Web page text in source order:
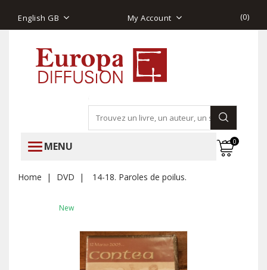
English GB My Account (0)
MENU 0
Home DVD 14-18. Paroles de poilus.
New